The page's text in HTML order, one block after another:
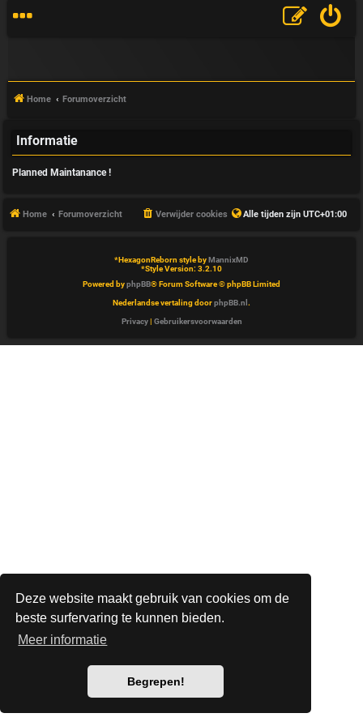
Deze website maakt gebruik van cookies om de
beste surfervaring te kunnen bieden.
Meer informatie
Begrepen!
V
A
Home Forumoverzicht
Informatie
Planned Maintanance !
Home Forumoverzicht Alle tijden zijn UTC+01:00
Verwijder cookies
*HexagonReborn style byMannixMD
*Style Version: 3.2.10
Powered byphpBB® Forum Software © phpBB Limited
Nederlandse vertaling doorphpBB.nl .
Privacy| Gebruikersvoorwaarden